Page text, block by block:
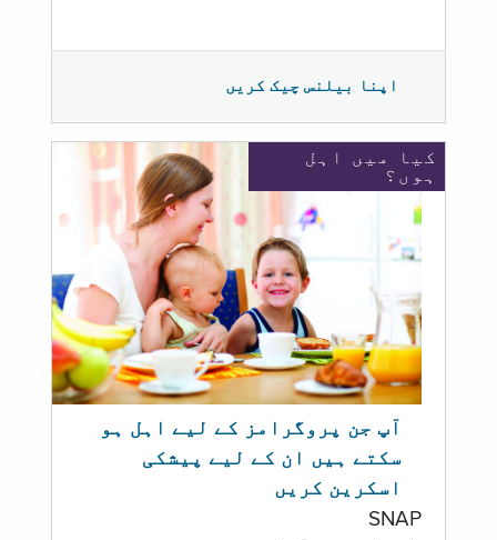
اپنا بیلنس چیک کریں
کیا میں اہل
ہوں؟
آپ جن پروگرامز کے لیے اہل ہو
سکتے ہیں ان کے لیے پیشکی
اسکرین کریں
SNAP